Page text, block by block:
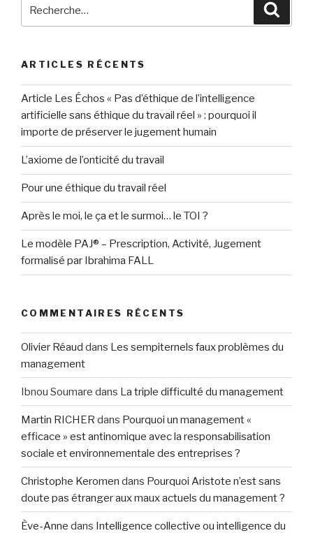
ARTICLES RÉCENTS
Article Les Échos « Pas d’éthique de l’intelligence
artificielle sans éthique du travail réel » : pourquoi il
importe de préserver le jugement humain
L’axiome de l’onticité du travail
Pour une éthique du travail réel
Après le moi, le ça et le surmoi… le TOI ?
Le modèle PAJ® – Prescription, Activité, Jugement
formalisé par Ibrahima FALL
COMMENTAIRES RÉCENTS
Olivier Réaud dans Les sempiternels faux problèmes du
management
Ibnou Soumare dans La triple difficulté du management
Martin RICHER dans Pourquoi un management «
efficace » est antinomique avec la responsabilisation
sociale et environnementale des entreprises ?
Christophe Keromen dans Pourquoi Aristote n’est sans
doute pas étranger aux maux actuels du management ?
Ève-Anne dans Intelligence collective ou intelligence du